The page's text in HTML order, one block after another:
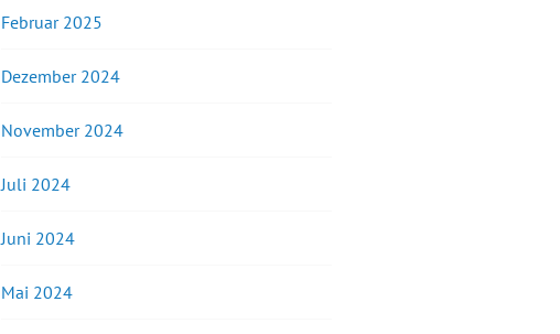
Februar 2025
Dezember 2024
November 2024
Juli 2024
Juni 2024
Mai 2024